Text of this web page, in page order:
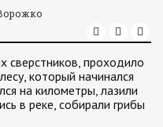
сверстников, проходило
который начинался
на километры, лазили
в реке, собирали грибы